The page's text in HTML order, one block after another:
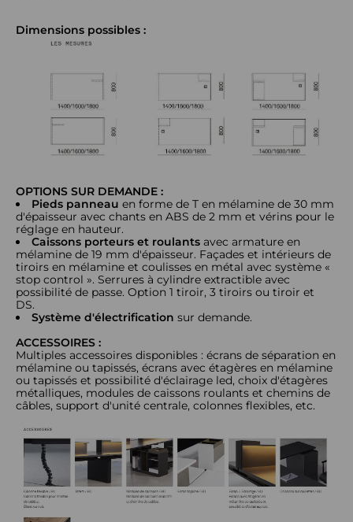
Dimensions possibles :
OPTIONS SUR DEMANDE :
Pieds panneau en forme de T en mélamine de 30 mm
d'épaisseur avec chants en ABS de 2 mm et vérins pour le
réglage en hauteur.
Caissons porteurs et roulants avec armature en
mélamine de 19 mm d'épaisseur. Façades et intérieurs de
tiroirs en mélamine et coulisses en métal avec système «
stop control ». Serrures à cylindre extractible avec
possibilité de passe. Option 1 tiroir, 3 tiroirs ou tiroir et
DS.
Système d'électrification sur demande.
ACCESSOIRES :
Multiples accessoires disponibles : écrans de séparation en
mélamine ou tapissés, écrans avec étagères en mélamine
ou tapissés et possibilité d'éclairage led, choix d'étagères
métalliques, modules de caissons roulants et chemins de
câbles, support d'unité centrale, colonnes flexibles, etc.